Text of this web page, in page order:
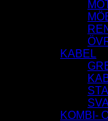
KABEL
KOMBI-